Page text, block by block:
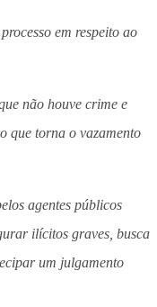
em respeito ao
não houve crime e
que torna o vazamento
agentes públicos
ilícitos graves, busca
um julgamento